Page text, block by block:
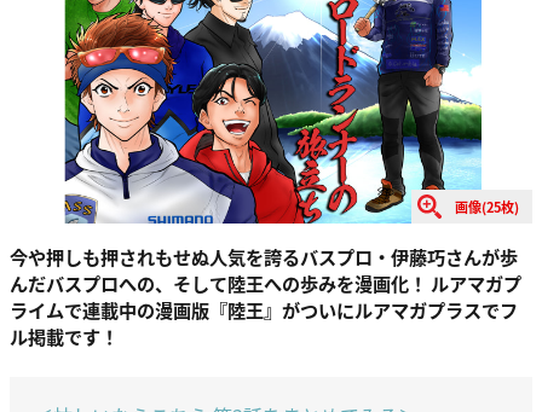
画像(25枚)
今や押しも押されもせぬ人気を誇るバスプロ・伊藤巧さんが歩
んだバスプロへの、そして陸王への歩みを漫画化！ ルアマガプ
ライムで連載中の漫画版『陸王』がついにルアマガプラスでフ
ル掲載です！